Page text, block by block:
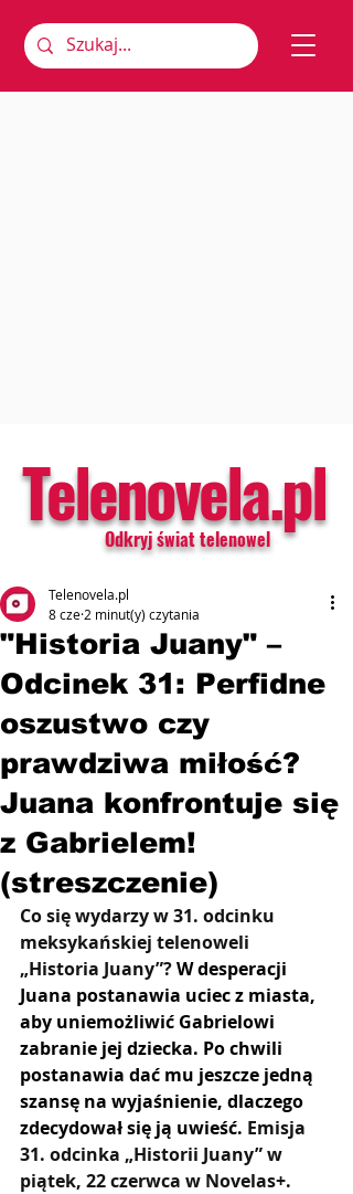
Telenovela.pl
Odkryj świat telenowel
"Historia Juany" –
Odcinek 31: Perfidne
oszustwo czy
prawdziwa miłość?
Juana konfrontuje się
z Gabrielem!
(streszczenie)
Telenovela.pl
8 cze 2 minut(y) czytania
Co się wydarzy w 31. odcinku
meksykańskiej telenoweli
„Historia Juany”? W desperacji
Juana postanawia uciec z miasta,
aby uniemożliwić Gabrielowi
zabranie jej dziecka. Po chwili
postanawia dać mu jeszcze jedną
szansę na wyjaśnienie, dlaczego
zdecydował się ją uwieść. Emisja
31. odcinka „Historii Juany” w
piątek, 22 czerwca w Novelas+.